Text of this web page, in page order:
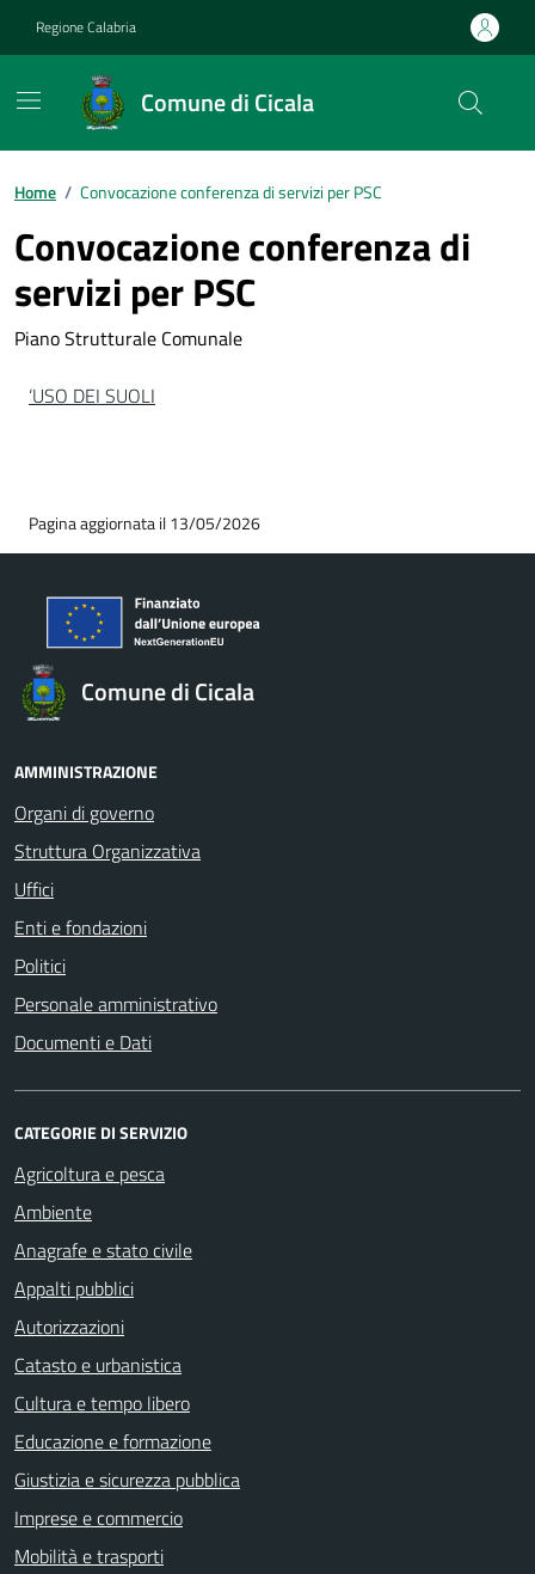
Regione Calabria
Comune di Cicala
Home / Convocazione conferenza di servizi per PSC
Convocazione conferenza di
servizi per PSC
Piano Strutturale Comunale
‘USO DEI SUOLI
Pagina aggiornata il 13/05/2026
Comune di Cicala
AMMINISTRAZIONE
Organi di governo
Struttura Organizzativa
Uffici
Enti e fondazioni
Politici
Personale amministrativo
Documenti e Dati
CATEGORIE DI SERVIZIO
Agricoltura e pesca
Ambiente
Anagrafe e stato civile
Appalti pubblici
Autorizzazioni
Catasto e urbanistica
Cultura e tempo libero
Educazione e formazione
Giustizia e sicurezza pubblica
Imprese e commercio
Mobilità e trasporti